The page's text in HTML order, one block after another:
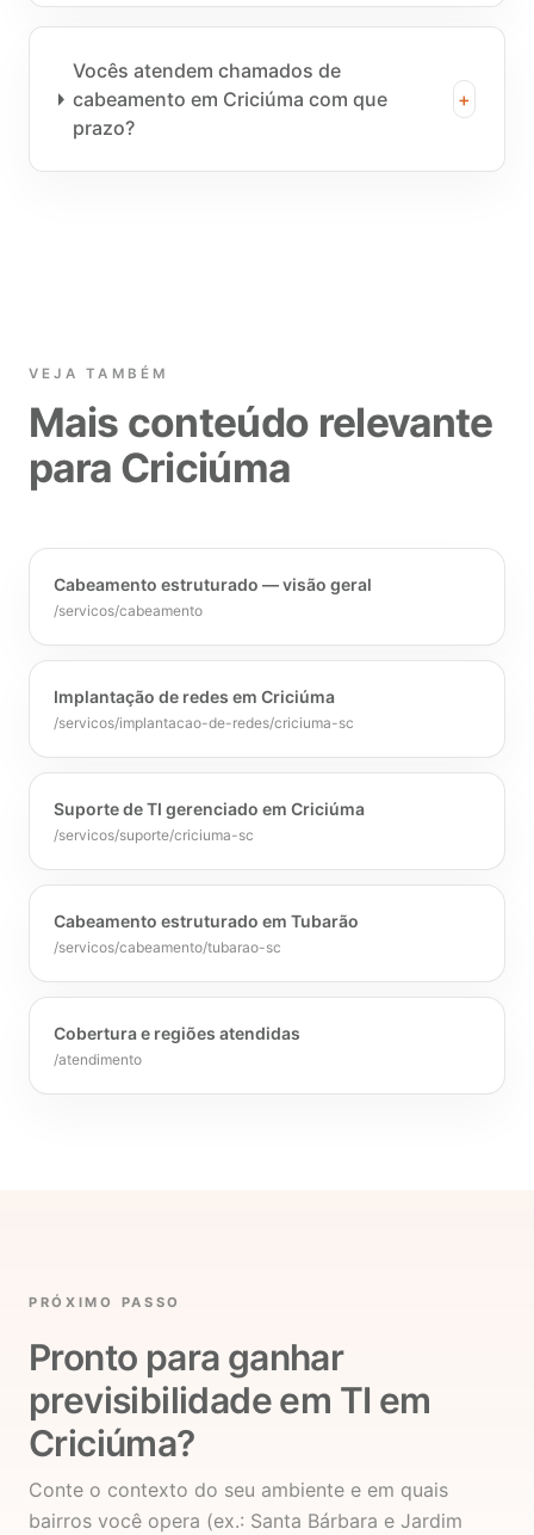
Vocês atendem chamados de
cabeamento em Criciúma com que
prazo?
+
VEJA TAMBÉM
Mais conteúdo relevante
para Criciúma
Cabeamento estruturado — visão geral
/servicos/cabeamento
Implantação de redes em Criciúma
/servicos/implantacao-de-redes/criciuma-sc
Suporte de TI gerenciado em Criciúma
/servicos/suporte/criciuma-sc
Cabeamento estruturado em Tubarão
/servicos/cabeamento/tubarao-sc
Cobertura e regiões atendidas
/atendimento
PRÓXIMO PASSO
Pronto para ganhar
previsibilidade em TI em
Criciúma?
Conte o contexto do seu ambiente e em quais
bairros você opera (ex.: Santa Bárbara e Jardim